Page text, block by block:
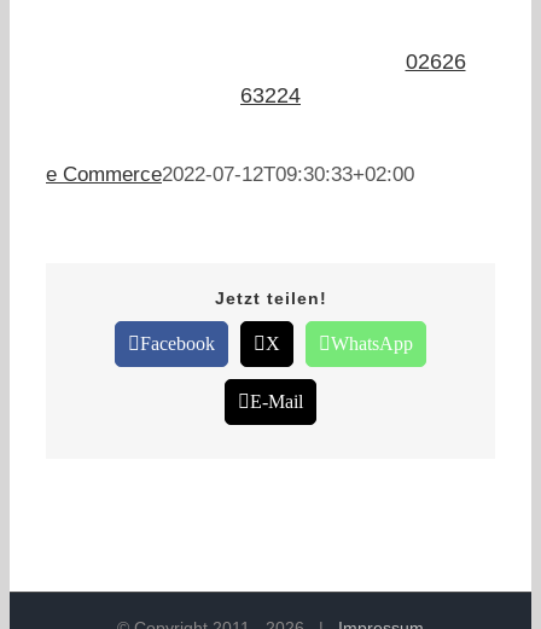
02626
63224
e Commerce2022-07-12T09:30:33+02:00
Jetzt teilen!
Facebook X WhatsApp
E-Mail